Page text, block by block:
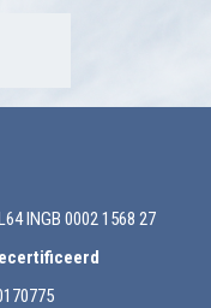
INGB 0002 1568 27